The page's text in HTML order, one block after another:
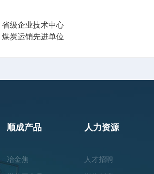
省级企业技术中心
煤炭运销先进单位
顺成产品
冶金焦
人力资源
人才招聘